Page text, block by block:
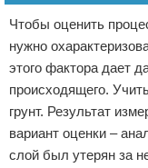
Чтобы оценить
нужно
этого фактора дает
происходящего.
грунт. Результат
вариант оценки –
слой был утерян за